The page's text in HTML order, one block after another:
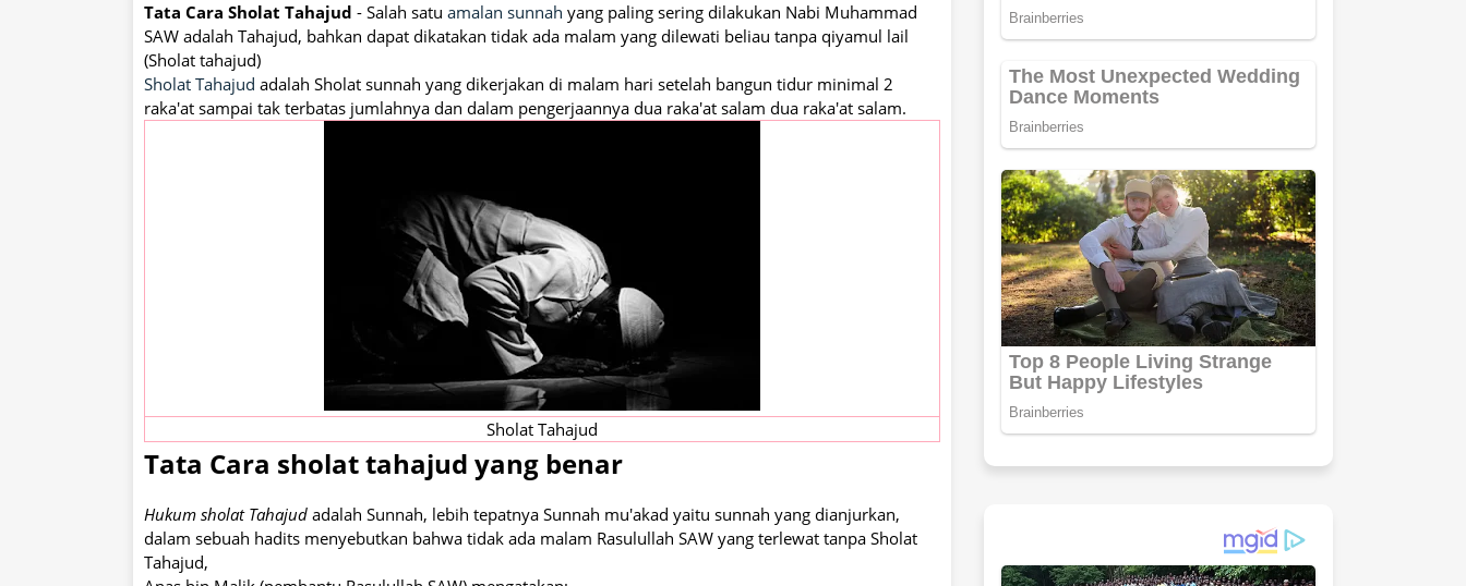
Tata Cara Sholat Tahajud - Salah satu amalan sunnah yang paling sering dilakukan Nabi Muhammad
SAW adalah Tahajud, bahkan dapat dikatakan tidak ada malam yang dilewati beliau tanpa qiyamul lail
(Sholat tahajud)
Sholat Tahajud adalah Sholat sunnah yang dikerjakan di malam hari setelah bangun tidur minimal 2
raka'at sampai tak terbatas jumlahnya dan dalam pengerjaannya dua raka'at salam dua raka'at salam.
Sholat Tahajud
Tata Cara sholat tahajud yang benar
Hukum sholat Tahajud adalah Sunnah, lebih tepatnya Sunnah mu'akad yaitu sunnah yang dianjurkan,
dalam sebuah hadits menyebutkan bahwa tidak ada malam Rasulullah SAW yang terlewat tanpa Sholat
Tahajud,